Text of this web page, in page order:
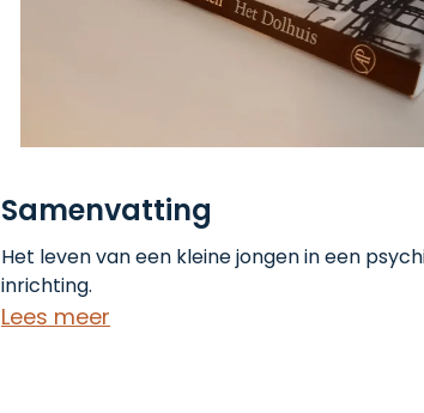
Samenvatting
Het leven van een kleine jongen in een
inrichting.
Lees meer